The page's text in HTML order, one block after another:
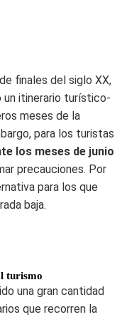
finales del siglo XX,
un itinerario turístico-
meses de la
para los turistas
los meses de junio
precauciones. Por
para los que
baja.
turismo
una gran cantidad
que recorren la